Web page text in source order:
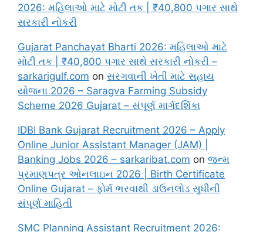
2026: મહિલાઓ માટે મોટી તક | ₹40,800 પગાર સાથે
સરકારી નોકરી
Gujarat Panchayat Bharti 2026: મહિલાઓ માટે
મોટી તક | ₹40,800 પગાર સાથે સરકારી નોકરી –
sarkarigulf.com on સરગવાની ખેતી માટે સહાય
યોજના 2026 – Saragva Farming Subsidy
Scheme 2026 Gujarat – સંપૂર્ણ માર્ગદર્શિકા
IDBI Bank Gujarat Recruitment 2026 – Apply
Online Junior Assistant Manager (JAM) |
Banking Jobs 2026 – sarkaribat.com on જન્મ
પ્રમાણપત્ર ઓનલાઇન 2026 | Birth Certificate
Online Gujarat – ફોર્મ ભરવાથી ડાઉનલોડ સુધીની
સંપૂર્ણ માહિતી
SMC Planning Assistant Recruitment 2026: